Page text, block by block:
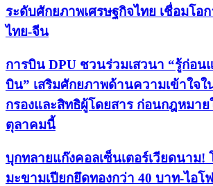
ระดับศักยภาพเศรษฐกิจไทย เชื่อมโอ
ไทย-จีน
การบิน DPU ชวนร่วมเสวนา “รู้ก่อน
บิน” เสริมศักยภาพด้านความเข้าใจ
กรองและสิทธิผู้โดยสาร ก่อนกฎหมาย
ตุลาคมนี้
บุกทลายแก๊งคอลเซ็นเตอร์เวียดนาม!
มะขามเปียกยึดทองกว่า 40 บาท-ไอโ